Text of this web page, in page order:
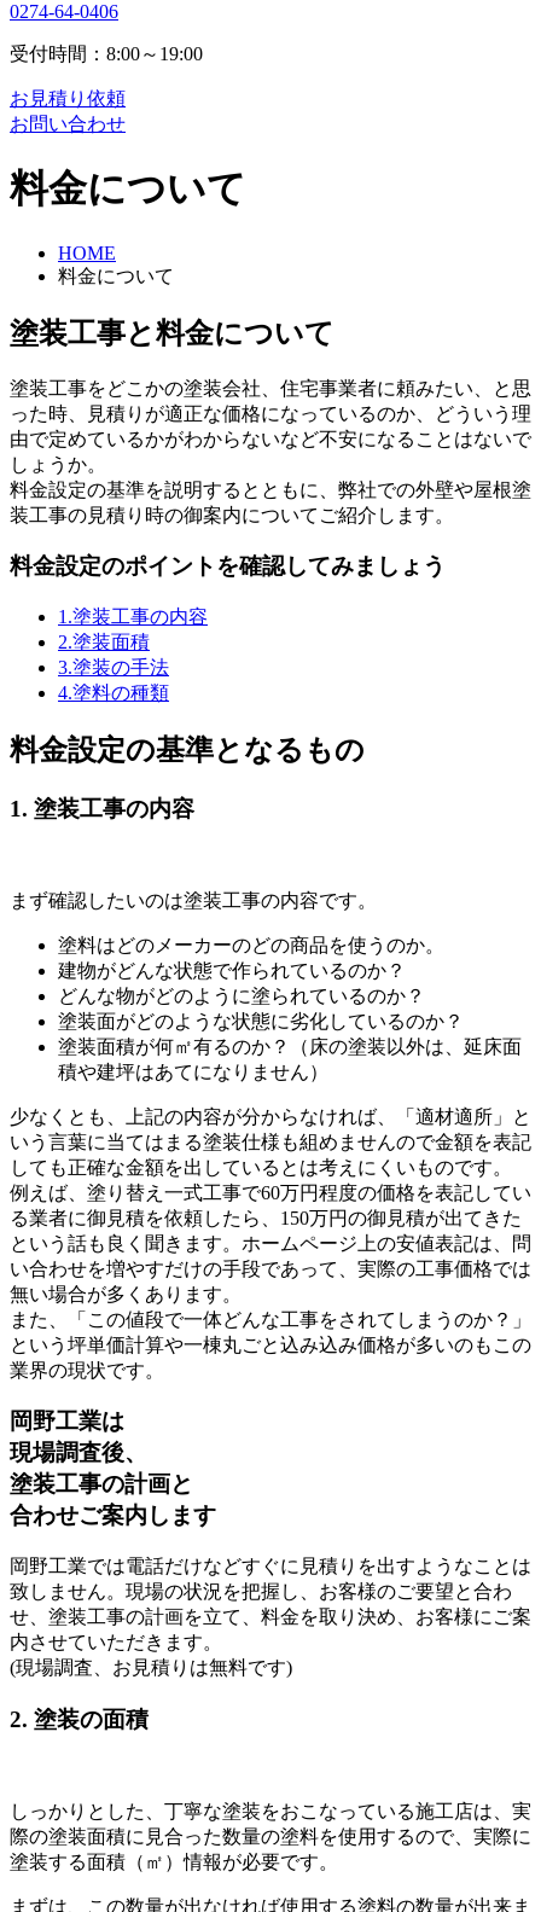
0274-64-0406
受付時間：8:00～19:00
お見積り依頼
お問い合わせ
料金について
HOME
料金について
塗装工事と料金について
塗装工事をどこかの塗装会社、住宅事業者に頼みたい、と思
った時、見積りが適正な価格になっているのか、どういう理
由で定めているかがわからないなど不安になることはないで
しょうか。
料金設定の基準を説明するとともに、弊社での外壁や屋根塗
装工事の見積り時の御案内についてご紹介します。
料金設定のポイントを確認してみましょう
1.塗装工事の内容
2.塗装面積
3.塗装の手法
4.塗料の種類
料金設定の基準となるもの
1. 塗装工事の内容
まず確認したいのは塗装工事の内容です。
塗料はどのメーカーのどの商品を使うのか。
建物がどんな状態で作られているのか？
どんな物がどのように塗られているのか？
塗装面がどのような状態に劣化しているのか？
塗装面積が何㎡有るのか？（床の塗装以外は、延床面
積や建坪はあてになりません）
少なくとも、上記の内容が分からなければ、「適材適所」と
いう言葉に当てはまる塗装仕様も組めませんので金額を表記
しても正確な金額を出しているとは考えにくいものです。
例えば、塗り替え一式工事で60万円程度の価格を表記してい
る業者に御見積を依頼したら、150万円の御見積が出てきた
という話も良く聞きます。ホームページ上の安値表記は、問
い合わせを増やすだけの手段であって、実際の工事価格では
無い場合が多くあります。
また、「この値段で一体どんな工事をされてしまうのか？」
という坪単価計算や一棟丸ごと込み込み価格が多いのもこの
業界の現状です。
岡野工業は
現場調査後、
塗装工事の計画と
合わせご案内します
岡野工業では電話だけなどすぐに見積りを出すようなことは
致しません。現場の状況を把握し、お客様のご要望と合わ
せ、 塗装工事の計画を立て、料金を取り決め、お客様にご案
内させていただきます。
(現場調査、お見積りは無料です)
2. 塗装の面積
しっかりとした、丁寧な塗装をおこなっている施工店は、実
際の塗装面積に見合った数量の塗料を使用するので、実際に
塗装する面積（㎡）情報が必要です。
まずは、この数量が出なければ使用する塗料の数量が出来ま